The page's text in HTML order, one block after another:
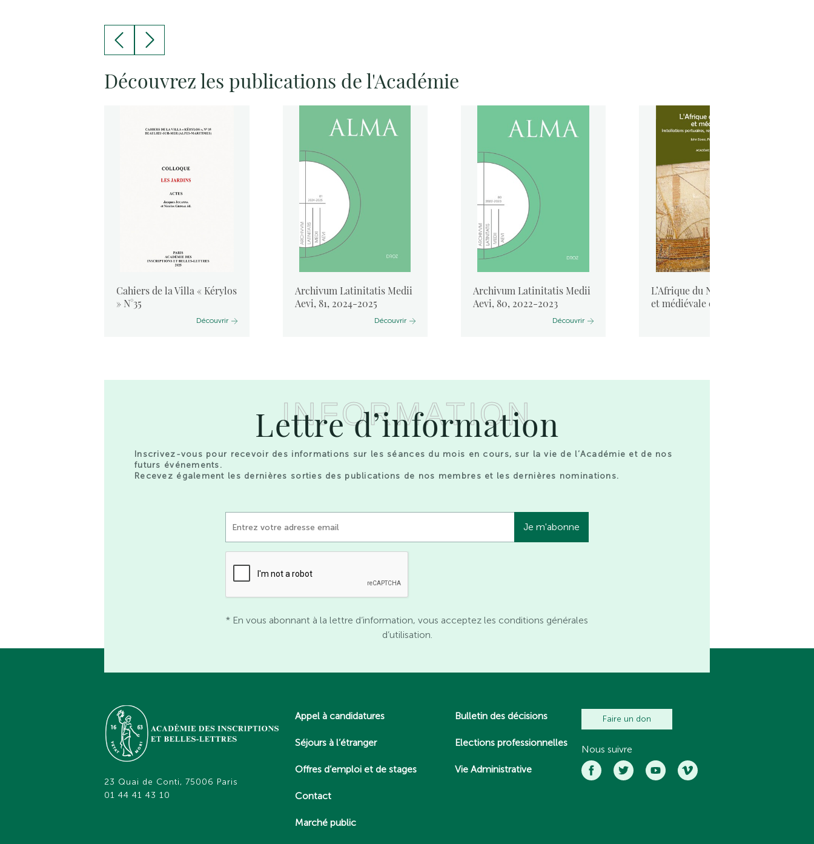
Découvrez les publications de l'Académie
Cahiers de la Villa « Kérylos
» N°35
Découvrir
Archivum Latinitatis Medii
Aevi, 81, 2024-2025
Découvrir
Archivum Latinitatis Medii
Aevi, 80, 2022-2023
Découvrir
L’Afrique du Nord antique
et médiévale et la mer. ...
INFORMATION
Lettre d’information
Inscrivez-vous pour recevoir des informations sur les séances du mois en cours, sur la vie de l’Académie et de nos
futurs événements.
Recevez également les dernières sorties des publications de nos membres et les dernières nominations.
* En vous abonnant à la lettre d’information, vous acceptez les conditions générales
d’utilisation.
23 Quai de Conti, 75006 Paris
01 44 41 43 10
Appel à candidatures
Séjours à l’étranger
Offres d’emploi et de stages
Contact
Marché public
Bulletin des décisions
Elections professionnelles
Vie Administrative
Faire un don
Nous suivre